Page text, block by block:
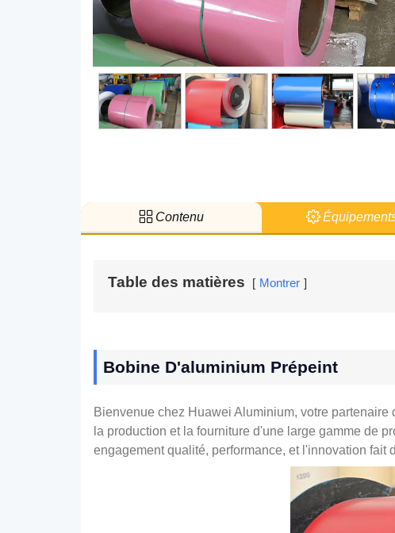
Contenu
Table des matières Montrer
Bobine D'aluminium Prépeint
Bienvenue chez Huawei Aluminium, votre
la production et la fourniture d'une large gamme de
engagement qualité, performance, et l'innovation